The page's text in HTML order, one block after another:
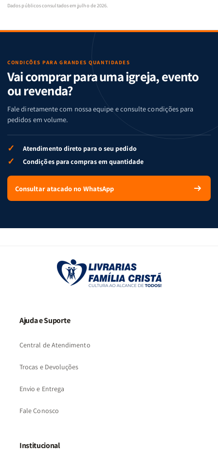
Dados públicos consultados em julho de 2026.
CONDIÇÕES PARA GRANDES QUANTIDADES
Vai comprar para uma igreja, evento
ou revenda?
Fale diretamente com nossa equipe e consulte condições para
pedidos em volume.
✓ Atendimento direto para o seu pedido
✓ Condições para compras em quantidade
Consultar atacado no WhatsApp
Ajuda e Suporte
Central de Atendimento
Trocas e Devoluções
Envio e Entrega
Fale Conosco
Institucional